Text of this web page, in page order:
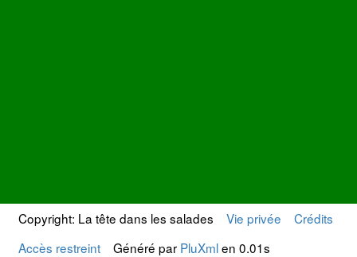
Copyright: La tête dans les salades Vie privée
Crédits
Accès restreint
Généré par PluXmlen 0.01s